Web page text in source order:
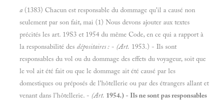
a(1383) Chacun est responsable du dommage qu'il a causé non
seulement par son fait, mai (1) Nous devons ajouter aux textes
précités les art. 19S3 et 1954 du même Code, en ce qui a rapport à
la responsabilité des dépositaires: - (Art. 1953.) - Ils sont
responsables du vol ou du dommage des effets du voyageur, soit que
le vol ait été fait ou que le dommage ait été causé par les
domestiques ou préposés de l'hôtellerie ou par des étrangers allant et
venant dans l'hôtellerie. - (Art. 1954.) - Ils ne sont pas responsables